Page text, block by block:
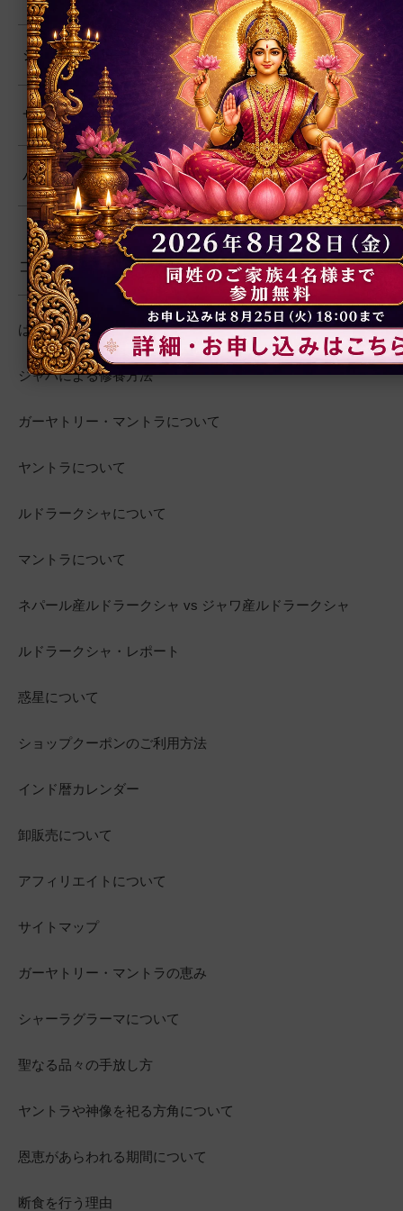
シヴァ
サイババ
バガヴァッド・ギーター
コンテンツ
はじめに
ジャパによる修養方法
ガーヤトリー・マントラについて
ヤントラについて
ルドラークシャについて
マントラについて
ネパール産ルドラークシャ vs ジャワ産ルドラークシャ
ルドラークシャ・レポート
惑星について
ショップクーポンのご利用方法
インド暦カレンダー
卸販売について
アフィリエイトについて
サイトマップ
ガーヤトリー・マントラの恵み
シャーラグラーマについて
聖なる品々の手放し方
ヤントラや神像を祀る方角について
恩恵があらわれる期間について
断食を行う理由